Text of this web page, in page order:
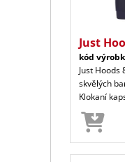
Just
kód
Just Hoods
skvělých
Klokaní